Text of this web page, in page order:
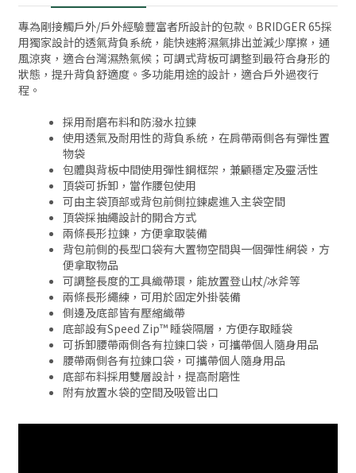
專為剛接觸戶外/戶外經驗豐富者所設計的包款。BRIDGER 65採
用獨家設計的透氣背負系統，能快速將濕氣排出並減少摩擦，通
風涼爽，適合台灣濕熱氣候；可調式背板可調整到最符合身形的
狀態，提升背負舒適度。多功能用途的設計，適合戶外過夜行
程。
採用耐磨布料和防潑水拉鍊
使用透氣及耐用性的背負系統，在肩帶兩側各有彈性置
物袋
包體與背板中間使用彈性鋼框架，兼顧穩定及靈活性
頂袋可拆卸，當作腰包使用
可由主袋頂部或背包前側拉鍊處進入主袋空間
頂袋採抽繩設計的開合方式
兩條長形拉鍊，方便拿取裝備
背包前側的長型口袋有大置物空間與一個彈性網袋，方
便拿取物品
可調整長度的工具織帶環，能放置登山杖/冰斧等
兩條長形繩練，可用於固定外掛裝備
側邊及底部皆有壓縮織帶
底部設有Speed Zip™ 睡袋隔層，方便存取睡袋
可拆卸腰帶兩側各有拉鍊口袋，可攜帶個人隨身用品
腰帶兩側各有拉鍊口袋，可攜帶個人隨身用品
底部布料採用雙層設計，提高耐磨性
附有放置水袋的空間及吸管出口